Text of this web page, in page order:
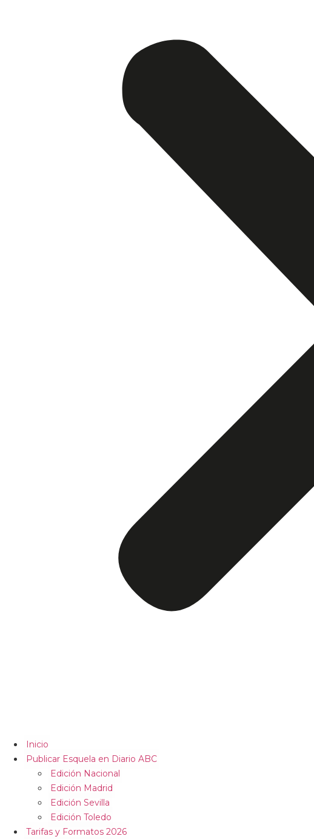
Inicio
Publicar Esquela en Diario ABC
Edición Nacional
Edición Madrid
Edición Sevilla
Edición Toledo
Tarifas y Formatos 2026